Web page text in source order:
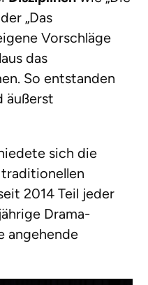
„Das
Vorschläge
das
So entstanden
äußerst
sich die
2014 Teil jeder
Drama-
angehende